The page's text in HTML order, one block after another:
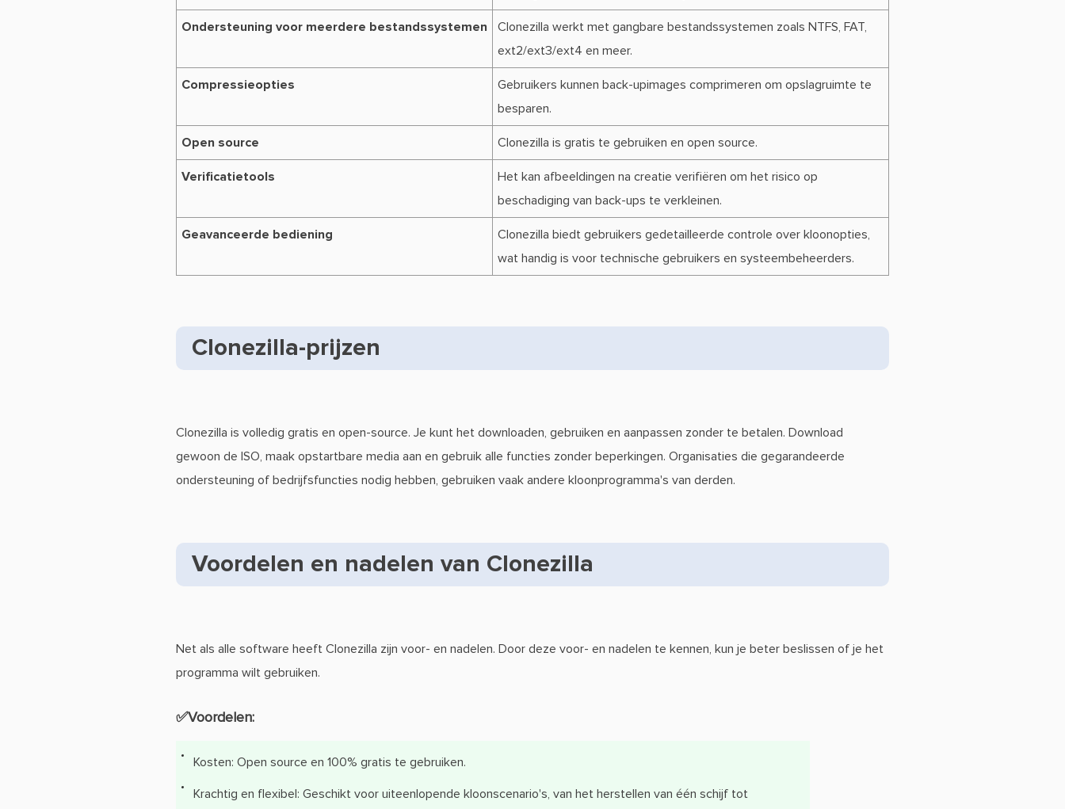
Ondersteuning voor meerdere bestandssystemen
Clonezilla werkt met gangbare bestandssystemen zoals NTFS, FAT,
ext2/ext3/ext4 en meer.
Compressieopties
Gebruikers kunnen back-upimages comprimeren om opslagruimte te
besparen.
Open source Clonezilla is gratis te gebruiken en open source.
Verificatietools
Het kan afbeeldingen na creatie verifiëren om het risico op
beschadiging van back-ups te verkleinen.
Geavanceerde bediening
Clonezilla biedt gebruikers gedetailleerde controle over kloonopties,
wat handig is voor technische gebruikers en systeembeheerders.
Clonezilla-prijzen
Clonezilla is volledig gratis en open-source. Je kunt het downloaden, gebruiken en aanpassen zonder te betalen. Download
gewoon de ISO, maak opstartbare media aan en gebruik alle functies zonder beperkingen. Organisaties die gegarandeerde
ondersteuning of bedrijfsfuncties nodig hebben, gebruiken vaak andere kloonprogramma's van derden.
Voordelen en nadelen van Clonezilla
Net als alle software heeft Clonezilla zijn voor- en nadelen. Door deze voor- en nadelen te kennen, kun je beter beslissen of je het
programma wilt gebruiken.
✅Voordelen:
Kosten: Open source en 100% gratis te gebruiken.
Krachtig en flexibel: Geschikt voor uiteenlopende kloonscenario's, van het herstellen van één schijf tot